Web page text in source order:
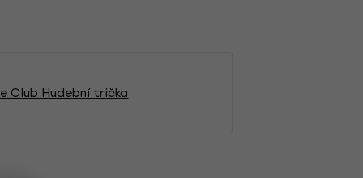
Club Hudební trička